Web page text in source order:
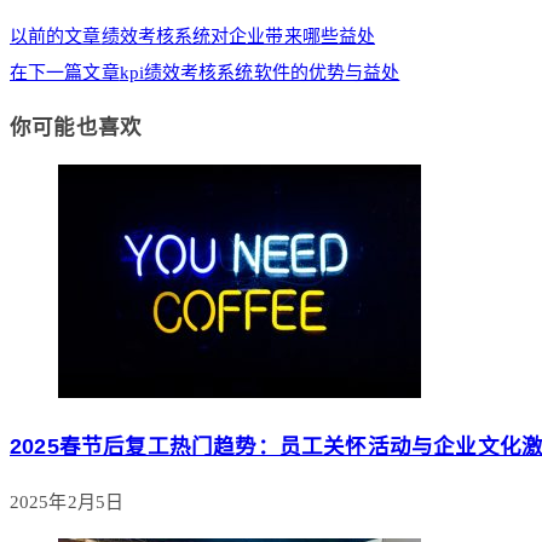
以前的文章绩效考核系统对企业带来哪些益处
在下一篇文章kpi绩效考核系统软件的优势与益处
你可能也喜欢
2025春节后复工热门趋势：员工关怀活动与企业文化
2025年2月5日